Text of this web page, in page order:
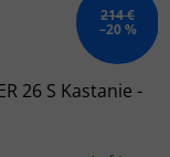
214 €
–20 %
26 S Kastanie -